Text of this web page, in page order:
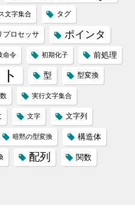
文字集合 タグ
プロセッサ ポインタ
命令 初期化子 前処理
型 型変換
実行文字集合
文字 文字列
暗黙の型変換 構造体
配列 関数